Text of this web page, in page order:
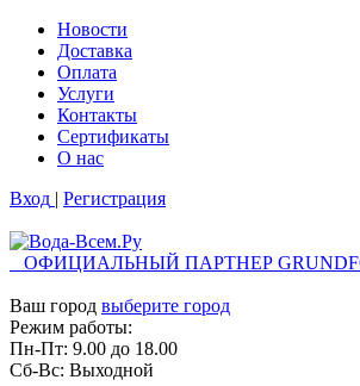
Новости
Доставка
Оплата
Услуги
Контакты
Cертификаты
О нас
Вход | Регистрация
ОФИЦИАЛЬНЫЙ ПАРТНЕР
Ваш город выберите город
Режим работы:
Пн-Пт: 9.00 до 18.00
Сб-Вс: Выходной